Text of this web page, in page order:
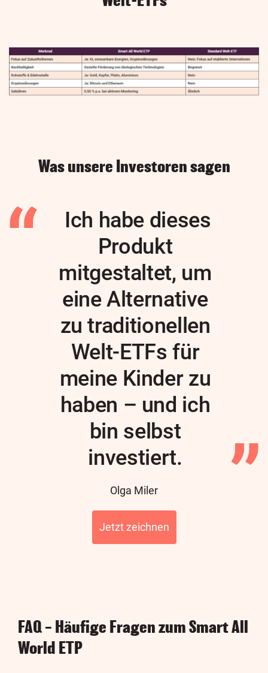
Was unsere Investoren sagen
Ich habe dieses
Produkt
mitgestaltet, um
eine Alternative
zu traditionellen
Welt-ETFs für
meine Kinder zu
haben – und ich
bin selbst
investiert.
Olga Miler
Jetzt zeichnen
FAQ – Häufige Fragen zum Smart All
World ETP